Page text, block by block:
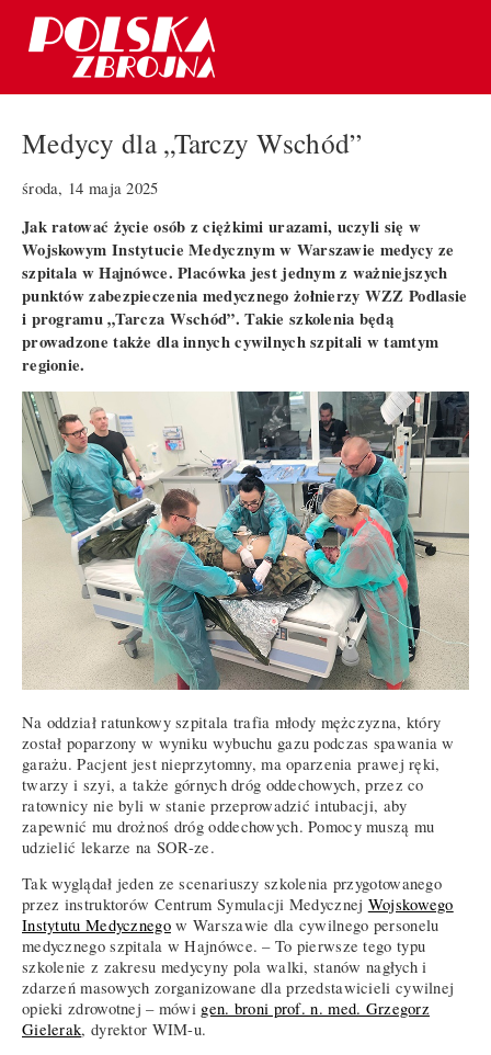
Medycy dla „Tarczy Wschód”
środa, 14 maja 2025
Jak ratować życie osób z ciężkimi urazami, uczyli się w
Wojskowym Instytucie Medycznym w Warszawie medycy ze
szpitala w Hajnówce. Placówka jest jednym z ważniejszych
punktów zabezpieczenia medycznego żołnierzy WZZ Podlasie
i programu „Tarcza Wschód”. Takie szkolenia będą
prowadzone także dla innych cywilnych szpitali w tamtym
regionie.
Na oddział ratunkowy szpitala trafia młody mężczyzna, który
został poparzony w wyniku wybuchu gazu podczas spawania w
garażu. Pacjent jest nieprzytomny, ma oparzenia prawej ręki,
twarzy i szyi, a także górnych dróg oddechowych, przez co
ratownicy nie byli w stanie przeprowadzić intubacji, aby
zapewnić mu drożnoś dróg oddechowych. Pomocy muszą mu
udzielić lekarze na SOR-ze.
Tak wyglądał jeden ze scenariuszy szkolenia przygotowanego
przez instruktorów Centrum Symulacji Medycznej Wojskowego
Instytutu Medycznegow Warszawie dla cywilnego personelu
medycznego szpitala w Hajnówce. – To pierwsze tego typu
szkolenie z zakresu medycyny pola walki, stanów nagłych i
zdarzeń masowych zorganizowane dla przedstawicieli cywilnej
opieki zdrowotnej – mówi gen. broni prof. n. med. Grzegorz
Gielerak, dyrektor WIM-u.